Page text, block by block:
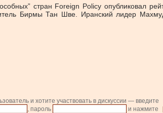
стран Foreign Policy опубликовал
Бирмы Тан Шве. Иранский лидер
и хотите участвовать в дискуссии — введите
, пароль и нажмите